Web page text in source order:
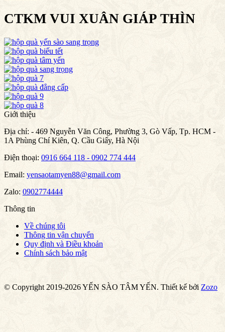
CTKM VUI XUÂN GIÁP THÌN
Giới thiệu
Địa chỉ: - 469 Nguyễn Văn Công, Phường 3, Gò Vấp, Tp. HCM -
1A Phùng Chí Kiên, Q. Cầu Giấy, Hà Nội
Điện thoại: 0916 664 118 - 0902 774 444
Email: yensaotamyen88@gmail.com
Zalo: 0902774444
Thông tin
Về chúng tôi
Thông tin vận chuyển
Quy định và Điều khoản
Chính sách bảo mật
© Copyright 2019-2026 YẾN SÀO TÂM YẾN. Thiết kế bởi Zozo